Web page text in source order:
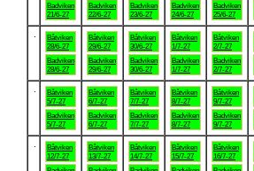
Badviken
21/6-27
Badviken
22/6-27
Badviken
23/6-27
Badviken
24/6-27
Badviken
25/6-27
Båtviken
28/6-27
Badviken
28/6-27
Båtviken
29/6-27
Badviken
29/6-27
Båtviken
30/6-27
Badviken
30/6-27
Båtviken
1/7-27
Badviken
1/7-27
Båtviken
2/7-27
Badviken
2/7-27
Båtviken
5/7-27
Badviken
5/7-27
Båtviken
6/7-27
Badviken
6/7-27
Båtviken
7/7-27
Badviken
7/7-27
Båtviken
8/7-27
Badviken
8/7-27
Båtviken
9/7-27
Badviken
9/7-27
Båtviken
12/7-27
Båtviken
13/7-27
Båtviken
14/7-27
Båtviken
15/7-27
Båtviken
16/7-27